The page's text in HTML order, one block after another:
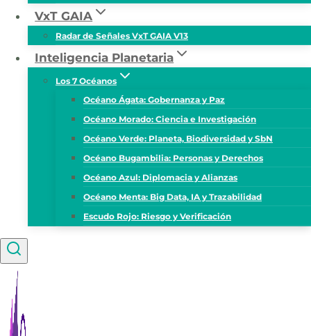
VxT GAIA
Radar de Señales VxT GAIA V13
Inteligencia Planetaria
Los 7 Océanos
Océano Ágata: Gobernanza y Paz
Océano Morado: Ciencia e Investigación
Océano Verde: Planeta, Biodiversidad y SbN
Océano Bugambilia: Personas y Derechos
Océano Azul: Diplomacia y Alianzas
Océano Menta: Big Data, IA y Trazabilidad
Escudo Rojo: Riesgo y Verificación